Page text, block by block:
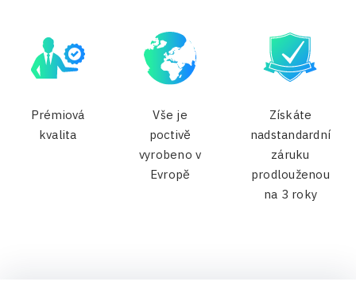
Prémiová
kvalita
Vše je
poctivě
vyrobeno v
Evropě
Získáte
nadstandardní
záruku
prodlouženou
na 3 roky